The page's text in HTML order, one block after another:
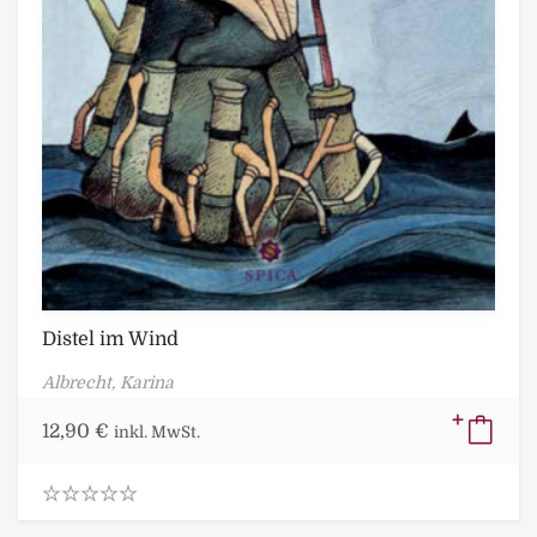
Distel im Wind
Albrecht, Karina
12,90 € inkl. MwSt.